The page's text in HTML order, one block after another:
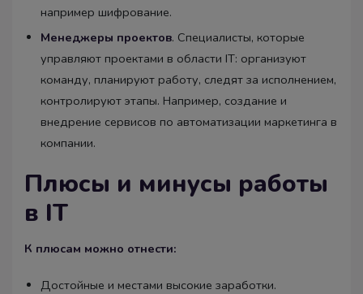
например шифрование.
Менеджеры проектов. Специалисты, которые
управляют проектами в области IT: организуют
команду, планируют работу, следят за исполнением,
контролируют этапы. Например, создание и
внедрение сервисов по автоматизации маркетинга в
компании.
Плюсы и минусы работы
в IT
К плюсам можно отнести:
Достойные и местами высокие заработки.